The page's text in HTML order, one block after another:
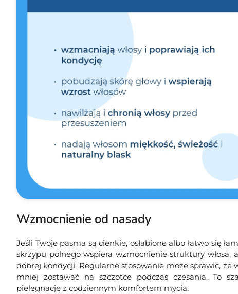
Wzmocnienie od nasady
Jeśli Twoje pasma są cienkie, osłabione albo łatwo się
skrzypu polnego wspiera wzmocnienie struktury
dobrej kondycji. Regularne stosowanie może sprawić, że
mniej zostawać na szczotce podczas czesania. To
pielęgnację z codziennym komfortem mycia.